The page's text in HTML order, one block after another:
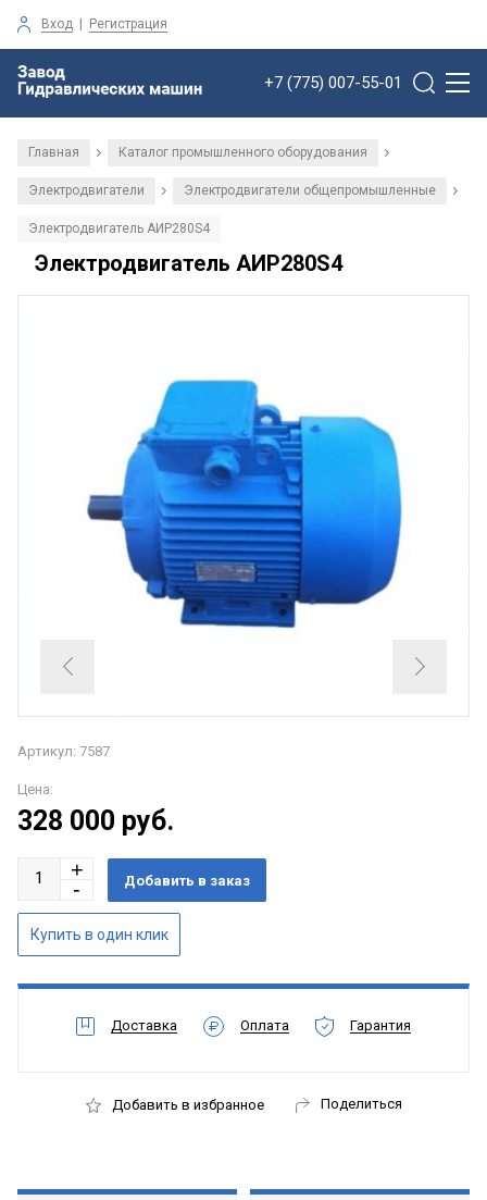
Вход | Регистрация
+7 (775) 007-55-01
Главная / Каталог промышленного оборудования /
Электродвигатели / Электродвигатели общепромышленные /
Электродвигатель АИР280S4
Электродвигатель АИР280S4
Артикул: 7587
Цена:
328 000 руб.
Доставка Оплата Гарантия
Добавить в избранное Поделиться